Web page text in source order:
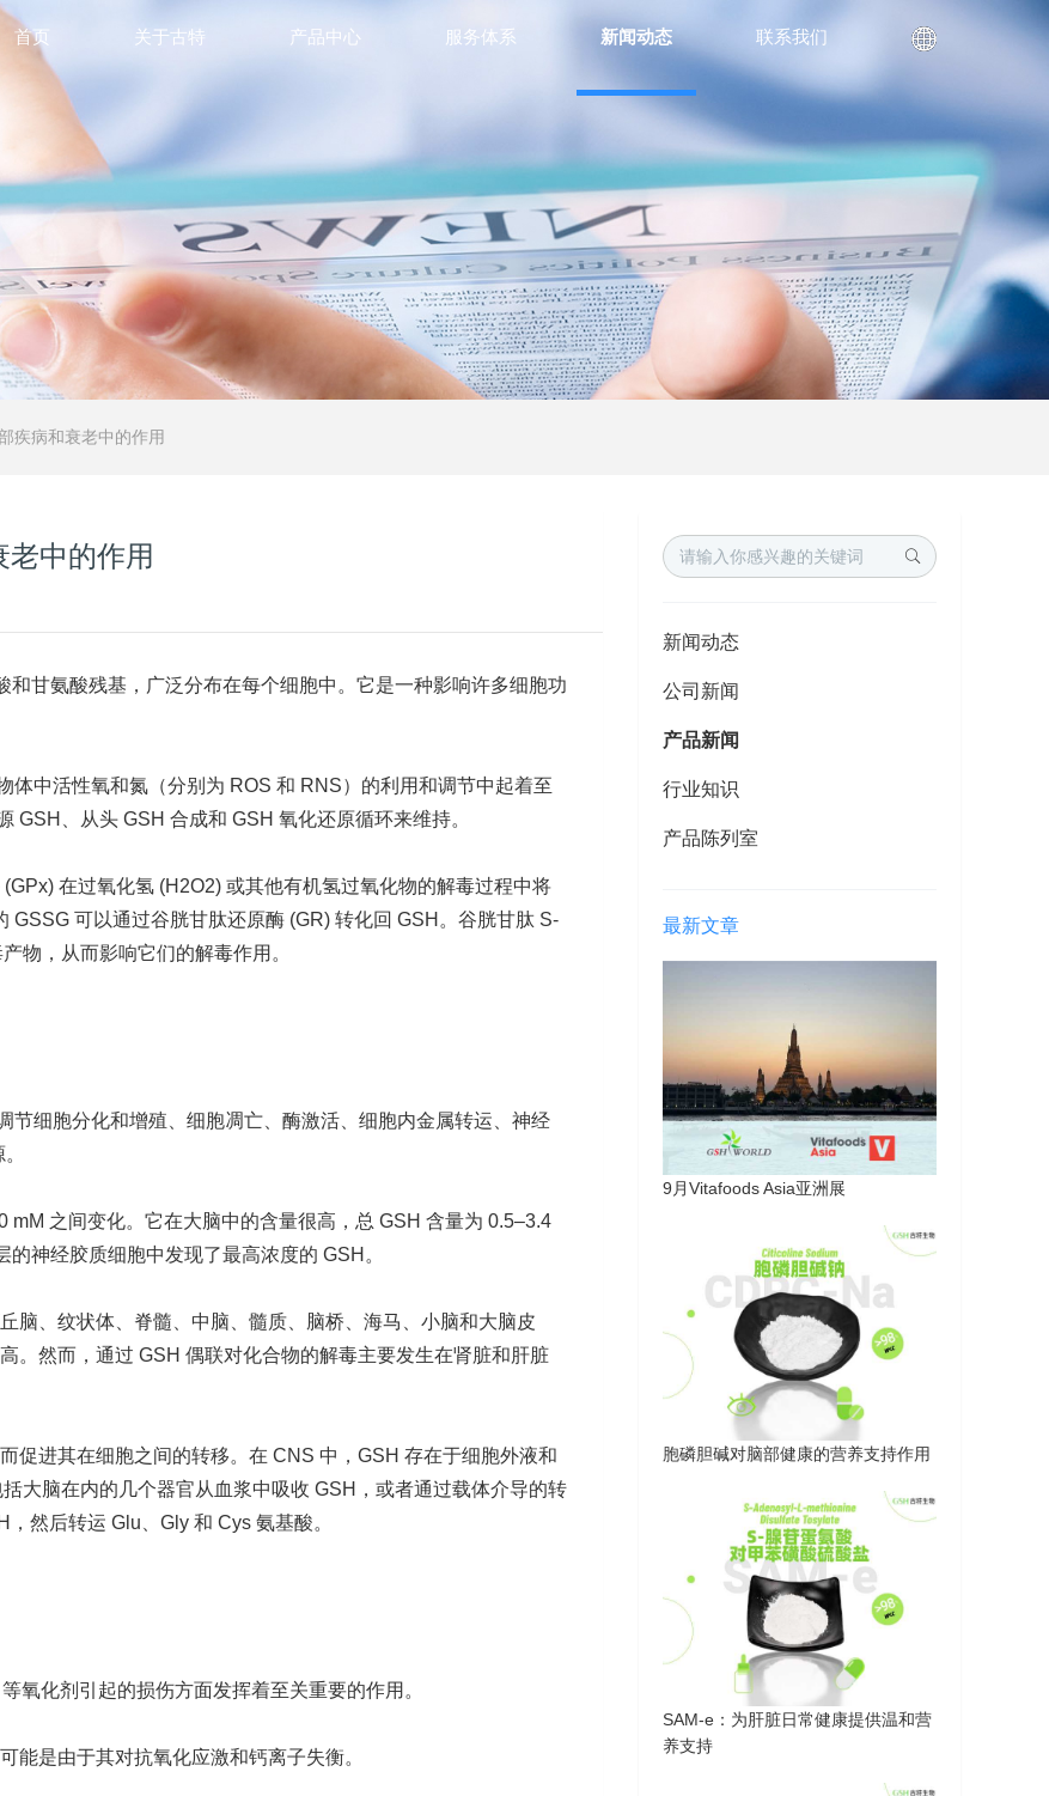
首页 关于古特 产品中心 服务体系 新闻动态 联系我们
疾病和衰老中的作用
中的作用
甘氨酸残基，广泛分布在每个细胞中。它是一种影响许多细胞功
体中活性氧和氮（分别为 ROS 和 RNS）的利用和调节中起着至
GSH、从头 GSH 合成和 GSH 氧化还原循环来维持。
在过氧化氢 (H2O2) 或其他有机氢过氧化物的解毒过程中将
可以通过谷胱甘肽还原酶 (GR) 转化回 GSH。谷胱甘肽 S-
物，从而影响它们的解毒作用。
节细胞分化和增殖、细胞凋亡、酶激活、细胞内金属转运、神经
mM 之间变化。它在大脑中的含量很高，总 GSH 含量为 0.5–3.4
神经胶质细胞中发现了最高浓度的 GSH。
脑、纹状体、脊髓、中脑、髓质、脑桥、海马、小脑和大脑皮
。然而，通过 GSH 偶联对化合物的解毒主要发生在肾脏和肝脏
促进其在细胞之间的转移。在 CNS 中，GSH 存在于细胞外液和
大脑在内的几个器官从血浆中吸收 GSH，或者通过载体介导的转
然后转运 Glu、Gly 和 Cys 氨基酸。
氧化剂引起的损伤方面发挥着至关重要的作用。
能是由于其对抗氧化应激和钙离子失衡。
新闻动态
公司新闻
产品新闻
行业知识
产品陈列室
最新文章
9月Vitafoods Asia亚洲展
胞磷胆碱对脑部健康的营养支持作用
SAM-e：为肝脏日常健康提供温和营
养支持